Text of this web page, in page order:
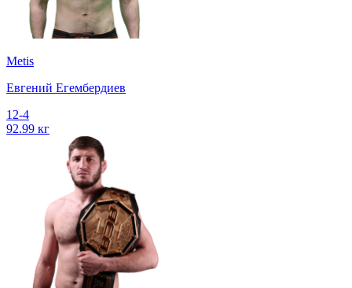
Metis
Евгений Егембердиев
12-4
92.99 кг